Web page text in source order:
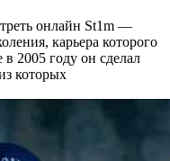
онлайн St1m —
карьера которого
2005 году он сделал
которых